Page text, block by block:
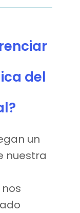
del
un
nuestra